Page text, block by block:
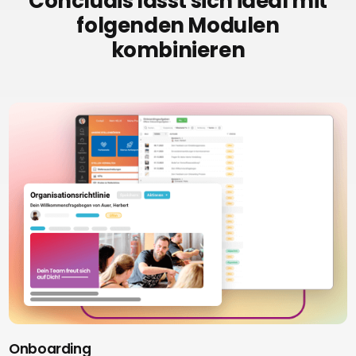
folgenden Modulen
kombinieren
Onboarding